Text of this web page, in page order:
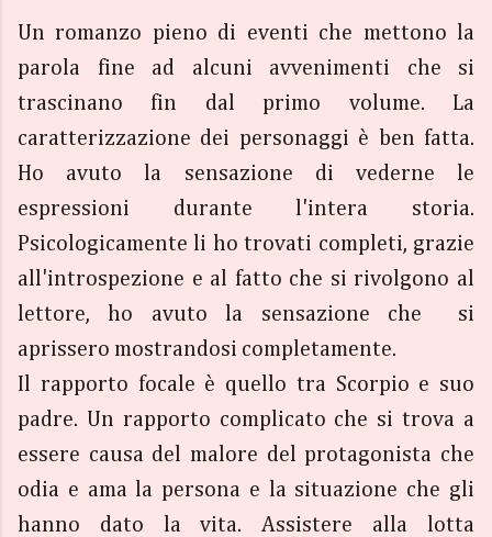
Un romanzo pieno di eventi che mettono la
parola fine ad alcuni avvenimenti che si
trascinano fin dal primo volume. La
caratterizzazione dei personaggi è ben fatta.
Ho avuto la sensazione di vederne le
espressioni durante l'intera storia.
Psicologicamente li ho trovati completi, grazie
all'introspezione e al fatto che si rivolgono al
lettore, ho avuto la sensazione che si
aprissero mostrandosi completamente.
Il rapporto focale è quello tra Scorpio e suo
padre. Un rapporto complicato che si trova a
essere causa del malore del protagonista che
odia e ama la persona e la situazione che gli
hanno dato la vita. Assistere alla lotta